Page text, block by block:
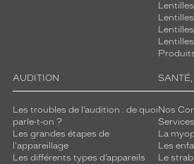
AUDITION
Les troubles de l’audition : de quoi
parle-t-on ?
Les grandes étapes de
l'appareillage
Les différents types d’appareils
Nos
La
Les
Le